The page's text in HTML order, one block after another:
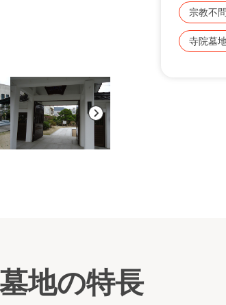
鳥取市でも人気の墓
園内には
りますの
宗教不
寺院墓
地の特長